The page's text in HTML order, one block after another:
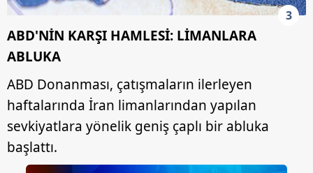
3
ABD'NİN KARŞI HAMLESİ: LİMANLARA
ABLUKA
ABD Donanması, çatışmaların ilerleyen
haftalarında İran limanlarından yapılan
sevkiyatlara yönelik geniş çaplı bir abluka
başlattı.